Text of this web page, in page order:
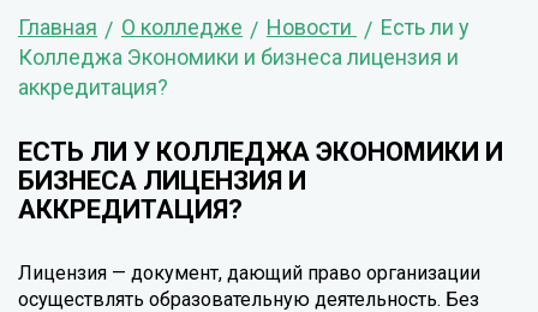
Главная О колледже Новости
Есть ли у
Колледжа Экономики и бизнеса лицензия и
аккредитация?
ЕСТЬ ЛИ У КОЛЛЕДЖА ЭКОНОМИКИ И
БИЗНЕСА ЛИЦЕНЗИЯ И
АККРЕДИТАЦИЯ?
Лицензия — документ, дающий право организации
осуществлять образовательную деятельность. Без